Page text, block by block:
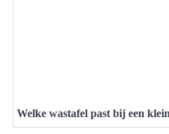
Welke wastafel past bij een